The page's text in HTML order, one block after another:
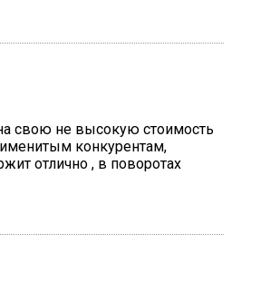
свою не высокую стоимость
конкурентам,
отлично , в поворотах